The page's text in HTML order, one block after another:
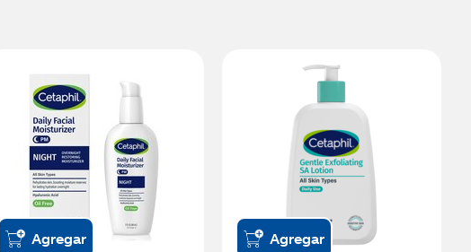
Agregar Agregar